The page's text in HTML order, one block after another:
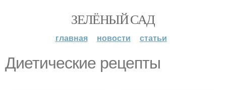
ЗЕЛЁНЫЙ САД
главная новости статьи
Диетические рецепты